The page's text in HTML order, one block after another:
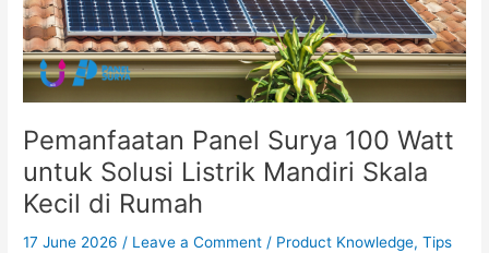
Pemanfaatan Panel Surya 100 Watt
untuk Solusi Listrik Mandiri Skala
Kecil di Rumah
17 June 2026 / Leave a Comment / Product Knowledge,Tips
Mandiri
Skala
Kecil
di
Rumah